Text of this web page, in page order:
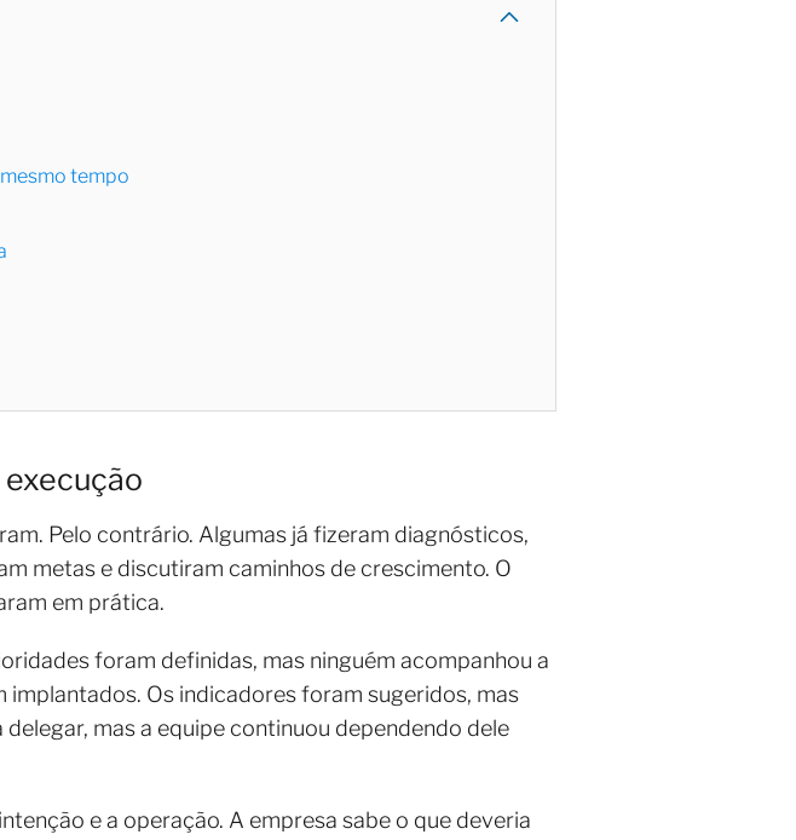
tempo
Pelo contrário. Algumas já fizeram diagnósticos,
metas e discutiram caminhos de crescimento. O
em prática.
foram definidas, mas ninguém acompanhou a
Os indicadores foram sugeridos, mas
mas a equipe continuou dependendo dele
e a operação. A empresa sabe o que deveria